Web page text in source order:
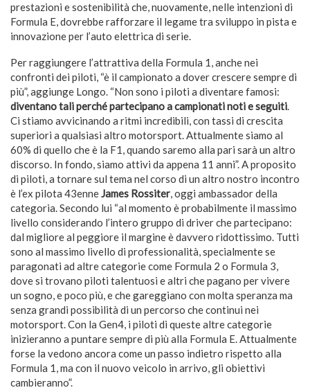
prestazioni e sostenibilità che, nuovamente, nelle intenzioni di
Formula E, dovrebbe rafforzare il legame tra sviluppo in pista e
innovazione per l’auto elettrica di serie.
Per raggiungere l’attrattiva della Formula 1, anche nei
confronti dei piloti, “è il campionato a dover crescere sempre di
più”, aggiunge Longo. “Non sono i piloti a diventare famosi:
diventano tali perché partecipano a campionati noti e seguiti.
Ci stiamo avvicinando a ritmi incredibili, con tassi di crescita
superiori a qualsiasi altro motorsport. Attualmente siamo al
60% di quello che è la F1, quando saremo alla pari sarà un altro
discorso. In fondo, siamo attivi da appena 11 anni”. A proposito
di piloti, a tornare sul tema nel corso di un altro nostro incontro
è l’ex pilota 43enneJames Rossiter, oggi ambassador della
categoria. Secondo lui “al momento è probabilmente il massimo
livello considerando l’intero gruppo di driver che partecipano:
dal migliore al peggiore il margine è davvero ridottissimo. Tutti
sono al massimo livello di professionalità, specialmente se
paragonati ad altre categorie come Formula 2 o Formula 3,
dove si trovano piloti talentuosi e altri che pagano per vivere
un sogno, e poco più, e che gareggiano con molta speranza ma
senza grandi possibilità di un percorso che continui nei
motorsport. Con la Gen4, i piloti di queste altre categorie
inizieranno a puntare sempre di più alla Formula E. Attualmente
forse la vedono ancora come un passo indietro rispetto alla
Formula 1, ma con il nuovo veicolo in arrivo, gli obiettivi
cambieranno”.